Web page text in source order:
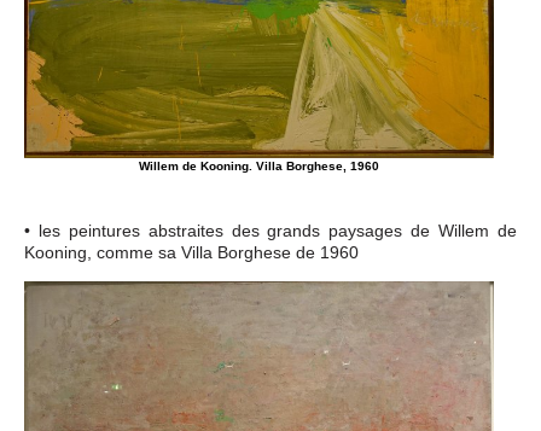
Willem de Kooning. Villa Borghese, 1960
• les peintures abstraites des grands paysages de Willem de
Kooning, comme sa Villa Borghese de 1960